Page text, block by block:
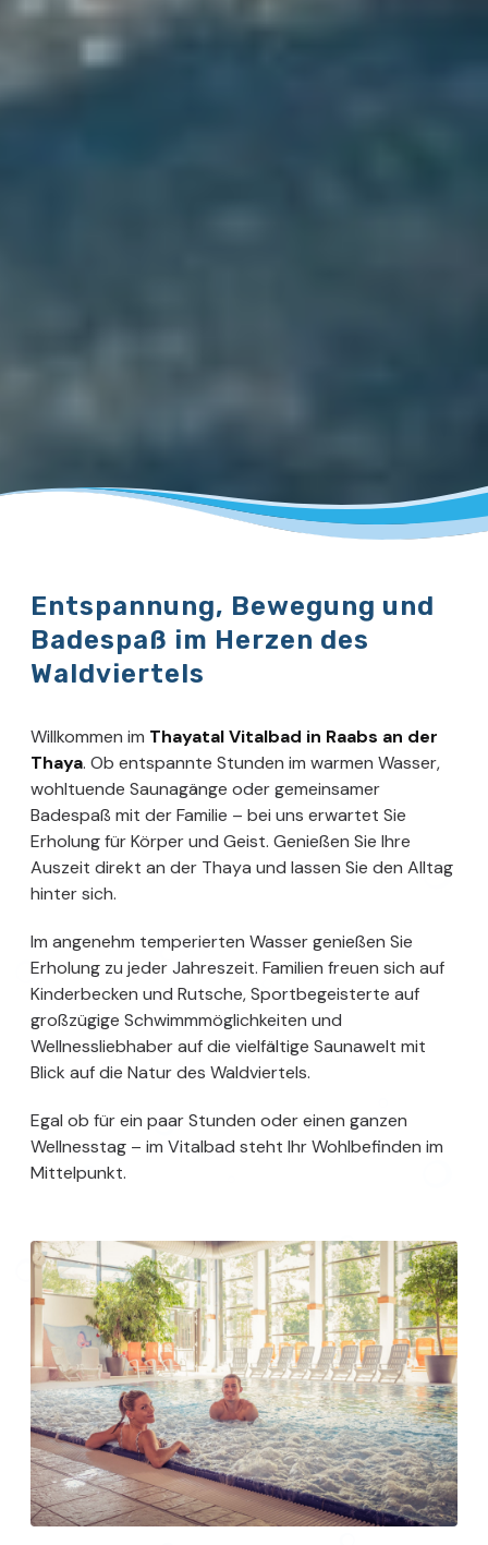
Entspannung, Bewegung und
Badespaß im Herzen des
Waldviertels
Willkommen im Thayatal Vitalbad in Raabs an der
Thaya. Ob entspannte Stunden im warmen Wasser,
wohltuende Saunagänge oder gemeinsamer
Badespaß mit der Familie – bei uns erwartet Sie
Erholung für Körper und Geist. Genießen Sie Ihre
Auszeit direkt an der Thaya und lassen Sie den Alltag
hinter sich.
Im angenehm temperierten Wasser genießen Sie
Erholung zu jeder Jahreszeit. Familien freuen sich auf
Kinderbecken und Rutsche, Sportbegeisterte auf
großzügige Schwimmmöglichkeiten und
Wellnessliebhaber auf die vielfältige Saunawelt mit
Blick auf die Natur des Waldviertels.
Egal ob für ein paar Stunden oder einen ganzen
Wellnesstag – im Vitalbad steht Ihr Wohlbefinden im
Mittelpunkt.